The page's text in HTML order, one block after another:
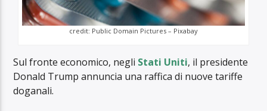
credit: Public Domain Pictures – Pixabay
Sul fronte economico, negli Stati Uniti, il presidente
Donald Trump annuncia una raffica di nuove tariffe
doganali.